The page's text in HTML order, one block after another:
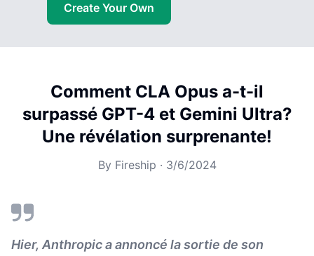
Create Your Own
Comment CLA Opus a-t-il
surpassé GPT-4 et Gemini Ultra?
Une révélation surprenante!
By Fireship · 3/6/2024
Hier, Anthropic a annoncé la sortie de son